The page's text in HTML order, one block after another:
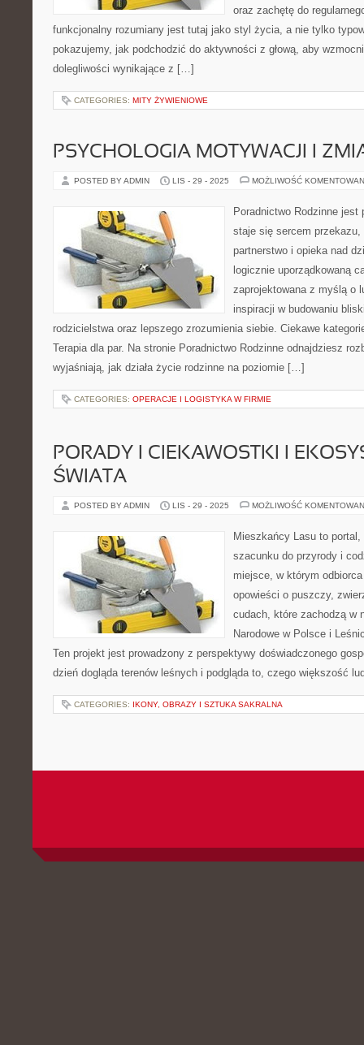
oraz zachętę do
funkcjonalny rozumiany jest tutaj jako styl życia, a nie tylko
pokazujemy, jak podchodzić do aktywności z głową, aby
dolegliwości wynikające z […]
CATEGORIES: MITY ŻYWIENIOWE
PSYCHOLOGIA MOTYWACJI I
POSTED BY ADMIN LIS - 29 - 2025 MOŻLIWOŚĆ
Poradnictwo Rodzinne
staje się sercem
partnerstwo i opieka nad
logicznie uporządkowaną
zaprojektowana z myślą o
inspiracji w budowaniu
rodzicielstwa oraz lepszego zrozumienia siebie. Ciekawe
Terapia dla par. Na stronie Poradnictwo Rodzinne odnajdziesz
wyjaśniają, jak działa życie rodzinne na poziomie […]
CATEGORIES: OPERACJE I LOGISTYKA W FIRMIE
PORADY I CIEKAWOSTKI I
ŚWIATA
POSTED BY ADMIN LIS - 29 - 2025 MOŻLIWOŚĆ
Mieszkańcy Lasu to portal,
szacunku do przyrody i
miejsce, w którym
opowieści o puszczy,
cudach, które zachodzą w
Narodowe w Polsce i
Ten projekt jest prowadzony z perspektywy doświadczonego
dzień dogląda terenów leśnych i podgląda to, czego większość
CATEGORIES: IKONY, OBRAZY I SZTUKA SAKRALNA